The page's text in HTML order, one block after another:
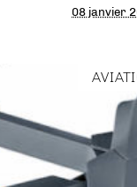
08 janvier